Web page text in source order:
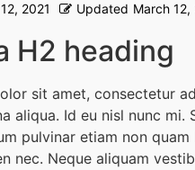
2021 Updated March 12,
H2 heading
sit amet, consectetur
aliqua. Id eu nisl nunc mi.
pulvinar etiam non
nec. Neque aliquam